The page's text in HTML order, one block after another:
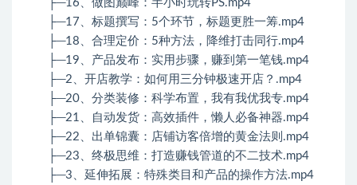
├─16、做图巅峰：半小时玩转PS.mp4
├─17、标题撰写：5个环节，标题更胜一筹.mp4
├─18、合理定价：5种方法，降维打击同行.mp4
├─19、产品发布：实用步骤，赚到第一笔钱.mp4
├─2、开店教学：如何用三分钟极速开店？.mp4
├─20、分类装修：科学布置，我有我优我专.mp4
├─21、自动发货：高效插件，懒人必备神器.mp4
├─22、出单锦囊：店铺访客倍增的黄金法则.mp4
├─23、终极思维：打造赚钱管道的不二技术.mp4
├─3、延伸拓展：特殊类目和产品的操作方法.mp4